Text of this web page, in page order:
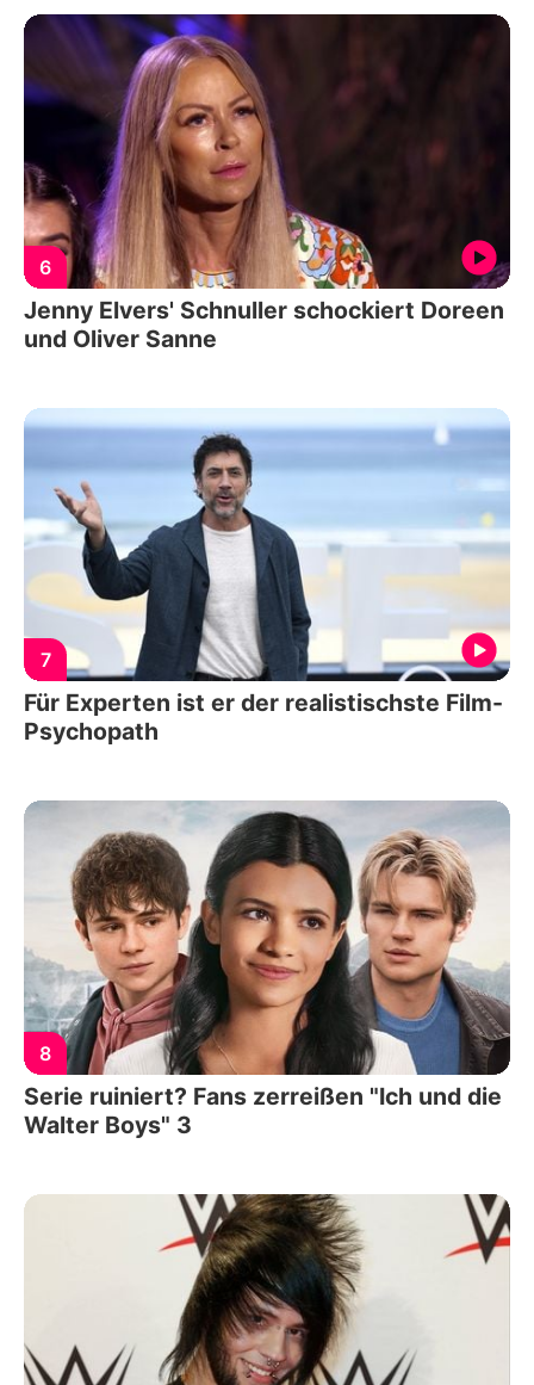
6
Jenny Elvers' Schnuller schockiert Doreen
und Oliver Sanne
7
Für Experten ist er der realistischste Film-
Psychopath
8
Serie ruiniert? Fans zerreißen "Ich und die
Walter Boys" 3